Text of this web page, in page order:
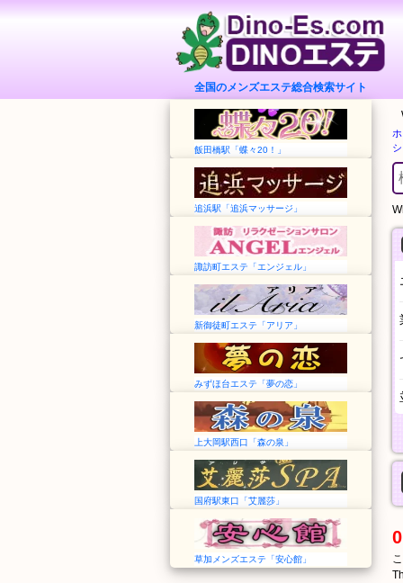
全国のメンズエステ総合検索サイト
飯田橋駅「蝶々20！」
追浜駅「追浜マッサージ」
諏訪町エステ「エンジェル」
新御徒町エステ「アリア」
みずほ台エステ「夢の恋」
上大岡駅西口「森の泉」
国府駅東口「艾麗莎」
草加メンズエステ「安心館」
0